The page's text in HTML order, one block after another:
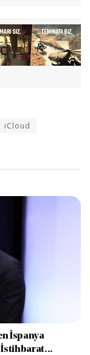
iCloud
İspanya
İstihbarat...